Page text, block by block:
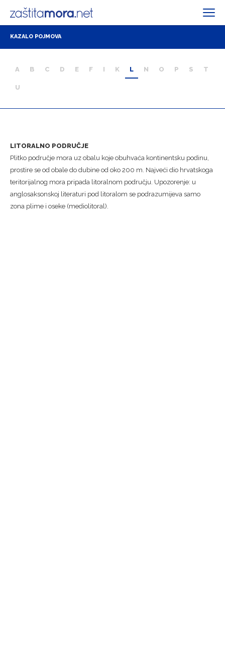
KAZALO POJMOVA
A B C D E F I K L N O P S T
U
LITORALNO PODRUČJE
Plitko područje mora uz obalu koje obuhvaća kontinentsku podinu,
prostire se od obale do dubine od oko 200 m. Najveći dio hrvatskoga
teritorijalnog mora pripada litoralnom području. Upozorenje: u
anglosaksonskoj literaturi pod litoralom se podrazumijeva samo
zona plime i oseke (mediolitoral).